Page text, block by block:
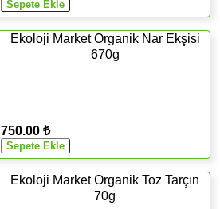
Ekoloji Market Organik Nar Ekşisi
670g
750.00 ₺
Ekoloji Market Organik Toz Tarçın
70g